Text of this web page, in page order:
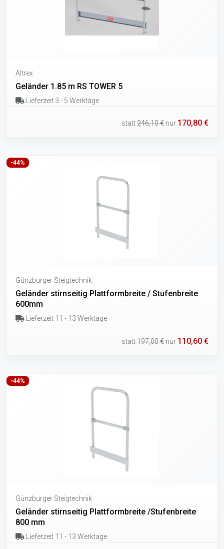
Altrex
Geländer 1.85 m RS TOWER 5
Lieferzeit 3 - 5 Werktage
statt246,10 € nur 170,80 €
-44%
Günzburger Steigtechnik
Geländer stirnseitig Plattformbreite / Stufenbreite
600mm
Lieferzeit 11 - 13 Werktage
statt197,00 € nur 110,60 €
-44%
Günzburger Steigtechnik
Geländer stirnseitig Plattformbreite /Stufenbreite
800 mm
Lieferzeit 11 - 13 Werktage